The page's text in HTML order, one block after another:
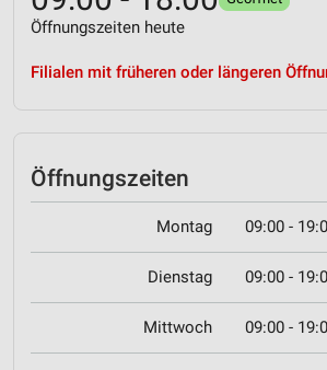
Öffnungszeiten heute
Filialen mit früheren oder längeren
Öffnungszeiten
Montag 09:00 -
Dienstag 09:00 -
Mittwoch 09:00 -